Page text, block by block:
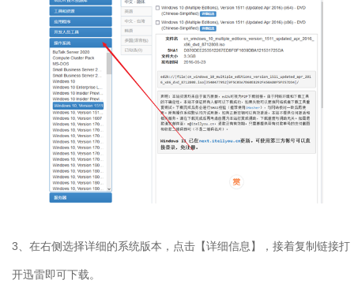
3、在右侧选择详细的系统版本，点击【详细信息】，接着复制链接打
开迅雷即可下载。